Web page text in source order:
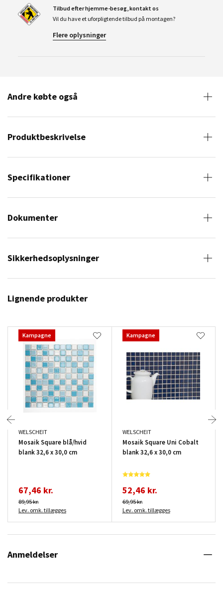
Tilbud efter hjemme-besøg, kontakt os
Vil du have et uforpligtende tilbud på montagen?
Flere oplysninger
Andre købte også
Produktbeskrivelse
Specifikationer
Dokumenter
Sikkerhedsoplysninger
Lignende produkter
Kampagne
WELSCHEIT
Mosaik Square blå/hvid
blank 32,6 x 30,0 cm
67,46 kr.
89,95 kr.
Lev. omk. tillægges
Kampagne
WELSCHEIT
Mosaik Square Uni Cobalt
blank 32,6 x 30,0 cm
52,46 kr.
69,95 kr.
Lev. omk. tillægges
Anmeldelser